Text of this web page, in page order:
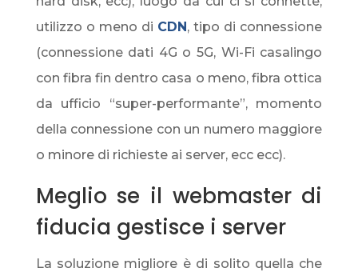
utilizzo o meno di CDN, tipo di connessione
(connessione dati 4G o 5G, Wi-Fi casalingo
con fibra fin dentro casa o meno, fibra ottica
da ufficio “super-performante”, momento
della connessione con un numero maggiore
o minore di richieste ai server, ecc ecc).
Meglio se il webmaster di
fiducia gestisce i server
La soluzione migliore è di solito quella che